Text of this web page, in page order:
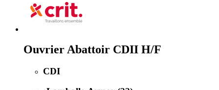
Ouvrier Abattoir CDII H/F
CDI